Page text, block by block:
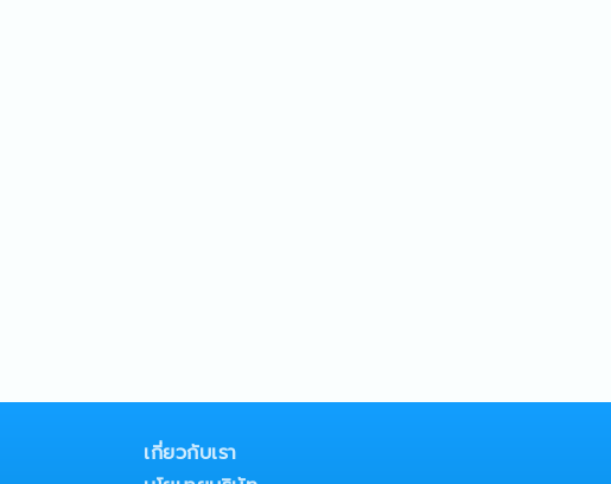
เกี่ยวกับเรา